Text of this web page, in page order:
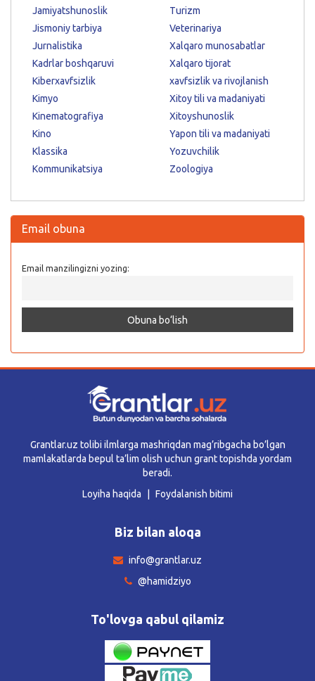
Jamiyatshunoslik
Jismoniy tarbiya
Jurnalistika
Kadrlar boshqaruvi
Kiberxavfsizlik
Kimyo
Kinematografiya
Kino
Klassika
Kommunikatsiya
Turizm
Veterinariya
Xalqaro munosabatlar
Xalqaro tijorat
xavfsizlik va rivojlanish
Xitoy tili va madaniyati
Xitoyshunoslik
Yapon tili va madaniyati
Yozuvchilik
Zoologiya
Email obuna
Email manzilingizni yozing:
Grantlar.uz tolibi ilmlarga mashriqdan mag’ribgacha bo’lgan
mamlakatlarda bepul ta’lim olish uchun grant topishda yordam
beradi.
Loyiha haqida
Foydalanish bitimi
Biz bilan aloqa
info@grantlar.uz
@hamidziyo
To'lovga qabul qilamiz